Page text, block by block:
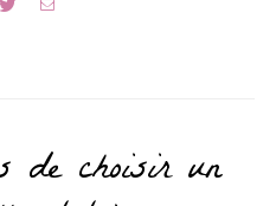
de choisir un